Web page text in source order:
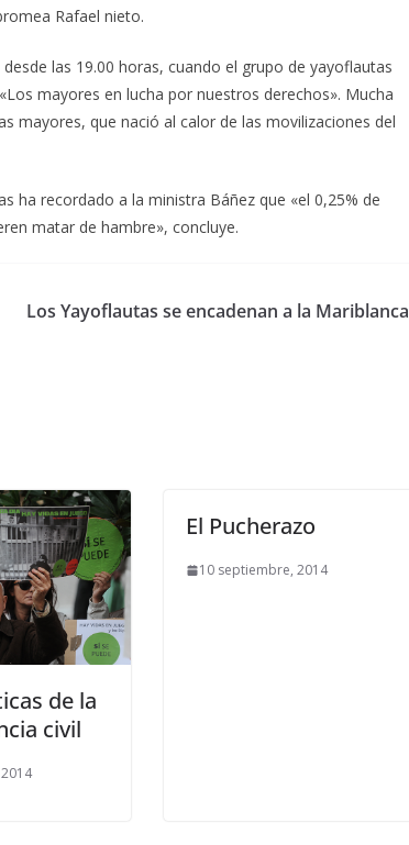
Rafael nieto.
las 19.00 horas, cuando el grupo de yayoflautas
mayores en lucha por nuestros derechos». Mucha
mayores, que nació al calor de las movilizaciones del
ha recordado a la ministra Báñez que «el 0,25% de
matar de hambre», concluye.
Los Yayoflautas se encadenan a la Mariblanca
de la
civil
El Pucherazo
10 septiembre, 2014